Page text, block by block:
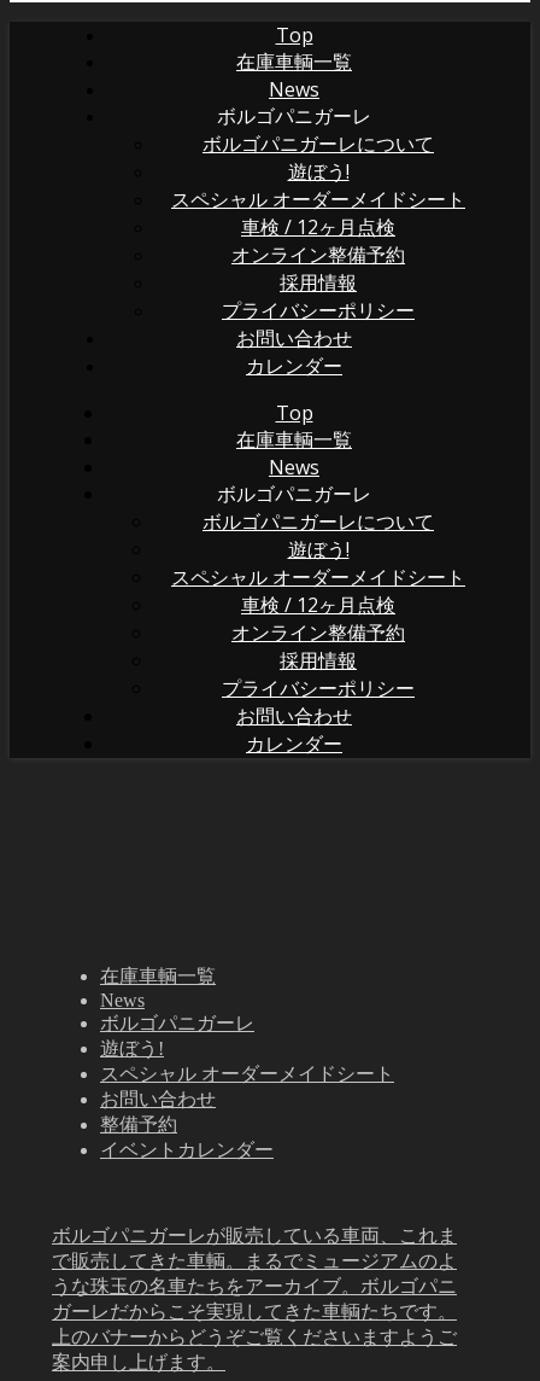
Top
在庫車輌一覧
News
ボルゴパニガーレ
ボルゴパニガーレについて
遊ぼう!
スペシャル オーダーメイドシート
車検 / 12ヶ月点検
オンライン整備予約
採用情報
プライバシーポリシー
お問い合わせ
カレンダー
Top
在庫車輌一覧
News
ボルゴパニガーレ
ボルゴパニガーレについて
遊ぼう!
スペシャル オーダーメイドシート
車検 / 12ヶ月点検
オンライン整備予約
採用情報
プライバシーポリシー
お問い合わせ
カレンダー
在庫車輌一覧
News
ボルゴパニガーレ
遊ぼう!
スペシャル オーダーメイドシート
お問い合わせ
整備予約
イベントカレンダー
ボルゴパニガーレが販売している車両、これま
で販売してきた車輌。まるでミュージアムのよ
うな珠玉の名車たちをアーカイブ。ボルゴパニ
ガーレだからこそ実現してきた車輌たちです。
上のバナーからどうぞご覧くださいますようご
案内申し上げます。